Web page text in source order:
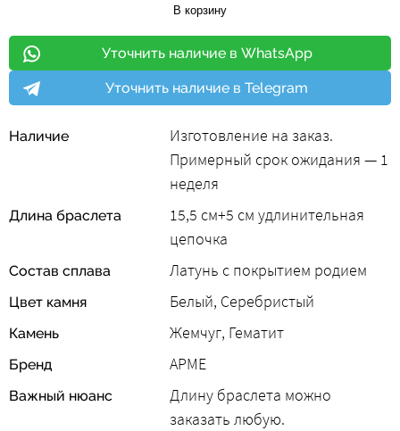
В корзину
Уточнить наличие в WhatsApp
Уточнить наличие в Telegram
Наличие
Изготовление на заказ.
Примерный срок ожидания — 1
неделя
Длина браслета
15,5 cм+5 см удлинительная
цепочка
Состав сплава Латунь с покрытием родием
Цвет камня Белый, Серебристый
Камень Жемчуг, Гематит
Бренд АРМЕ
Важный нюанс
Длину браслета можно
заказать любую.